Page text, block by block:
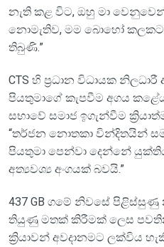
නැති කළ විට, ඔහු මා
නොමැතිව, මම බොහෝ
තිබුණි.”
CTS හි ප්‍රධාන විධායක
පියතුමාගේ කැපවීම අගය
සභාවේ සමාජ ඉගැන්වීම
“තර්ජන නොතකා වින්දිතයින්
පියතුමා පෙන්වා දෙන්නේ
අත්‍යවශ්‍ය අංගයක් බවයි.”
437 GB ගමේ නිවසේ
තියුණු මතක් කිරීමක් ලෙස
ක්‍රියාවන් අවදානමට ලක්විය